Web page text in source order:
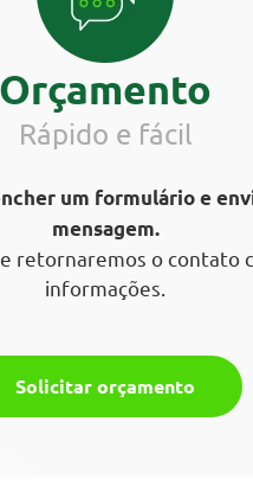
Orçamento
Rápido e fácil
um formulário e
mensagem.
retornaremos o contato
informações.
Solicitar orçamento